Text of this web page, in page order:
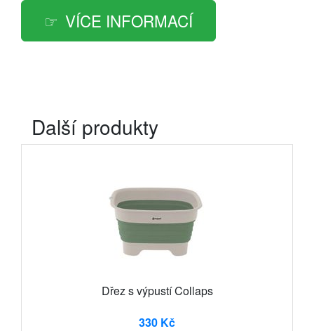
VÍCE INFORMACÍ
Další produkty
Dřez s výpustí Collaps
330 Kč